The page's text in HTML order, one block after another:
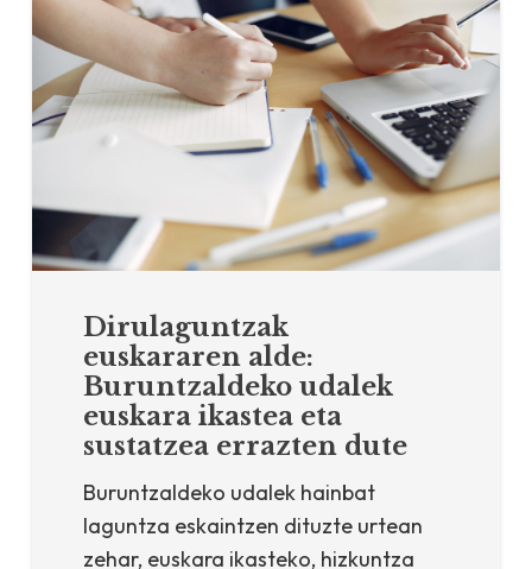
Dirulaguntzak
euskararen alde:
Buruntzaldeko udalek
euskara ikastea eta
sustatzea errazten dute
Buruntzaldeko udalek hainbat
laguntza eskaintzen dituzte urtean
zehar, euskara ikasteko, hizkuntza